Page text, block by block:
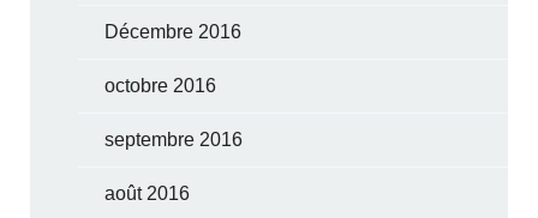
Décembre 2016
octobre 2016
septembre 2016
août 2016